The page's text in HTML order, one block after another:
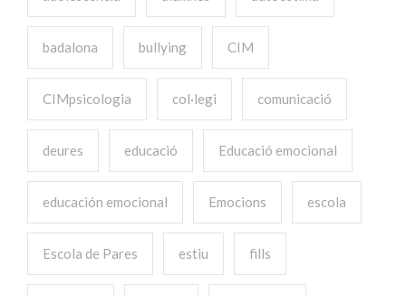
badalona bullying CIM
CIMpsicologia col·legi comunicació
deures educació Educació emocional
educación emocional Emocions escola
Escola de Pares estiu fills